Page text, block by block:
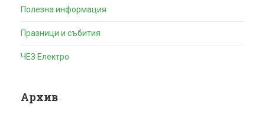
Полезна информация
Празници и събития
ЧЕЗ Електро
Архив